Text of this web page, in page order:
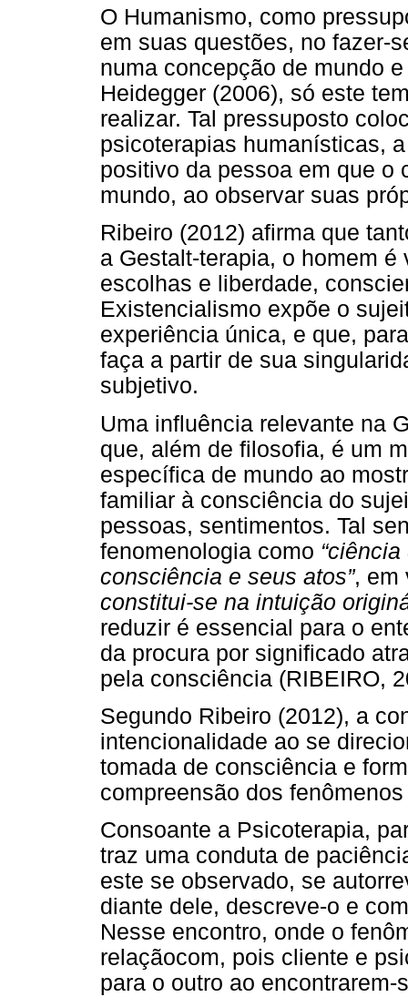
O Humanismo, como
em suas questões, no fazer-
numa concepção de mundo
Heidegger (2006), só este
realizar. Tal pressuposto
psicoterapias humanísticas,
positivo da pessoa em que o
mundo, ao observar suas
Ribeiro (2012) afirma que
a Gestalt-terapia, o homem
escolhas e liberdade,
Existencialismo expõe o
experiência única, e que,
faça a partir de sua
subjetivo.
Uma influência relevante na
que, além de filosofia, é um
específica de mundo ao
familiar à consciência do
pessoas, sentimentos. Tal
fenomenologia como
consciência e seus atos”, em
constitui-se na intuição
reduzir é essencial para o
da procura por significado
pela consciência (RIBEIRO,
Segundo Ribeiro (2012), a
intencionalidade ao se
tomada de consciência e
compreensão dos
Consoante a Psicoterapia,
traz uma conduta de
este se observado, se
diante dele, descreve-o e
Nesse encontro, onde o
relaçãocom, pois cliente e
para o outro ao encontrarem-